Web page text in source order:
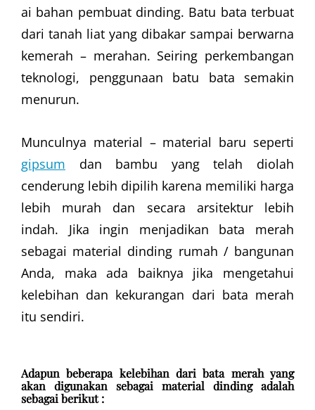
ai bahan pembuat dinding. Batu bata terbuat
dari tanah liat yang dibakar sampai berwarna
kemerah – merahan. Seiring perkembangan
teknologi, penggunaan batu bata semakin
menurun.
Munculnya material – material baru seperti
gipsum dan bambu yang telah diolah
cenderung lebih dipilih karena memiliki harga
lebih murah dan secara arsitektur lebih
indah. Jika ingin menjadikan bata merah
sebagai material dinding rumah / bangunan
Anda, maka ada baiknya jika mengetahui
kelebihan dan kekurangan dari bata merah
itu sendiri.
Adapun beberapa kelebihan dari bata merah yang
akan digunakan sebagai material dinding adalah
sebagai berikut :